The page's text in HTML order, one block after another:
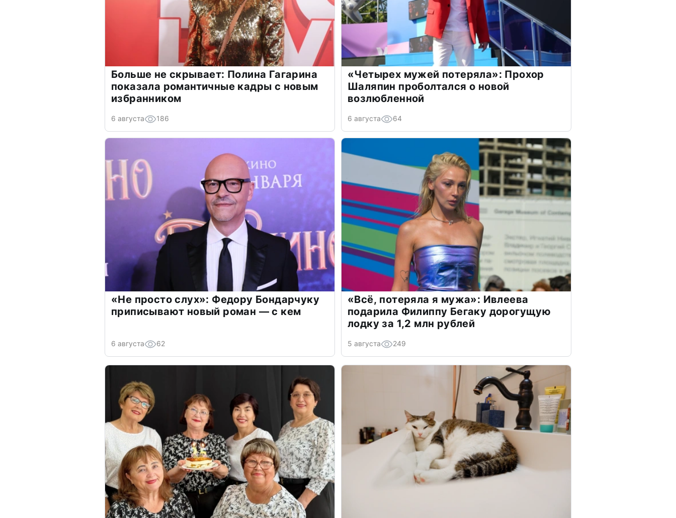
Больше не скрывает: Полина Гагарина
показала романтичные кадры с новым
избранником
6 августа 186
«Четырех мужей потеряла»: Прохор
Шаляпин проболтался о новой
возлюбленной
6 августа 64
«Не просто слух»: Федору Бондарчуку
приписывают новый роман — с кем
6 августа 62
«Всё, потеряла я мужа»: Ивлеева
подарила Филиппу Бегаку дорогущую
лодку за 1,2 млн рублей
5 августа 249